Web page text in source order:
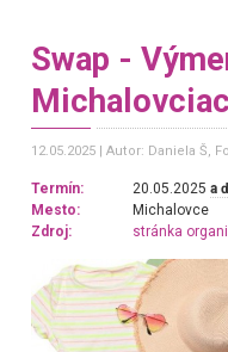
Swap -
12.05.2025 Autor: Daniela Š,
Termín: 20.05.2025a
Mesto:
Michalovce
Zdroj:
stránka